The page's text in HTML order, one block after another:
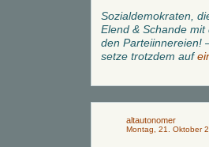
Sozialdemokraten,
Elend & Schande
den Parteiinnereien!
setze trotzdem auf
altautonomer
Montag, 21. Oktober